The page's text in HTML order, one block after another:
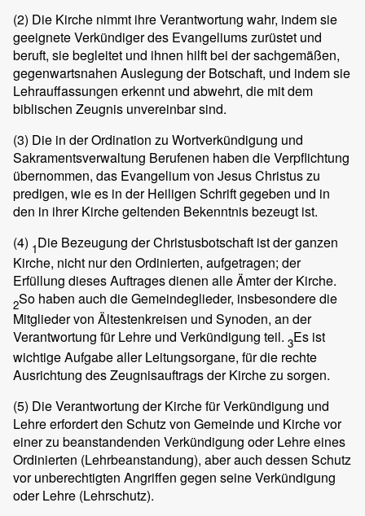
(2) Die Kirche nimmt ihre Verantwortung wahr, indem sie
geeignete Verkündiger des Evangeliums zurüstet und
beruft, sie begleitet und ihnen hilft bei der sachgemäßen,
gegenwartsnahen Auslegung der Botschaft, und indem sie
Lehrauffassungen erkennt und abwehrt, die mit dem
biblischen Zeugnis unvereinbar sind.
(3) Die in der Ordination zu Wortverkündigung und
Sakramentsverwaltung Berufenen haben die Verpflichtung
übernommen, das Evangelium von Jesus Christus zu
predigen, wie es in der Heiligen Schrift gegeben und in
den in ihrer Kirche geltenden Bekenntnis bezeugt ist.
(4) 1Die Bezeugung der Christusbotschaft ist der ganzen
Kirche, nicht nur den Ordinierten, aufgetragen; der
Erfüllung dieses Auftrages dienen alle Ämter der Kirche.
2So haben auch die Gemeindeglieder, insbesondere die
Mitglieder von Ältestenkreisen und Synoden, an der
Verantwortung für Lehre und Verkündigung teil. 3Es ist
wichtige Aufgabe aller Leitungsorgane, für die rechte
Ausrichtung des Zeugnisauftrags der Kirche zu sorgen.
(5) Die Verantwortung der Kirche für Verkündigung und
Lehre erfordert den Schutz von Gemeinde und Kirche vor
einer zu beanstandenden Verkündigung oder Lehre eines
Ordinierten (Lehrbeanstandung), aber auch dessen Schutz
vor unberechtigten Angriffen gegen seine Verkündigung
oder Lehre (Lehrschutz).